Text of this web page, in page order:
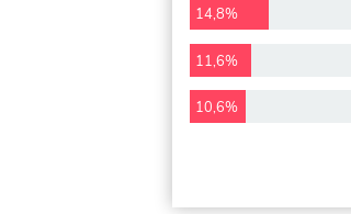
14,8%
11,6%
10,6%